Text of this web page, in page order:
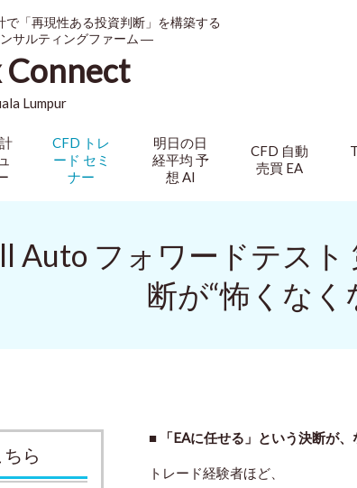
「再現性ある投資判断」を構築する
サルティングファーム ―
Connect
Lumpur
CFD トレ
ード セミ
ナー
明日の日
経平均 予
想 AI
CFD 自動
売買 EA
Auto フォワードテス
断が“怖くなく
■ 「EAに任せる」という決断が
トレード経験者ほど、
ら